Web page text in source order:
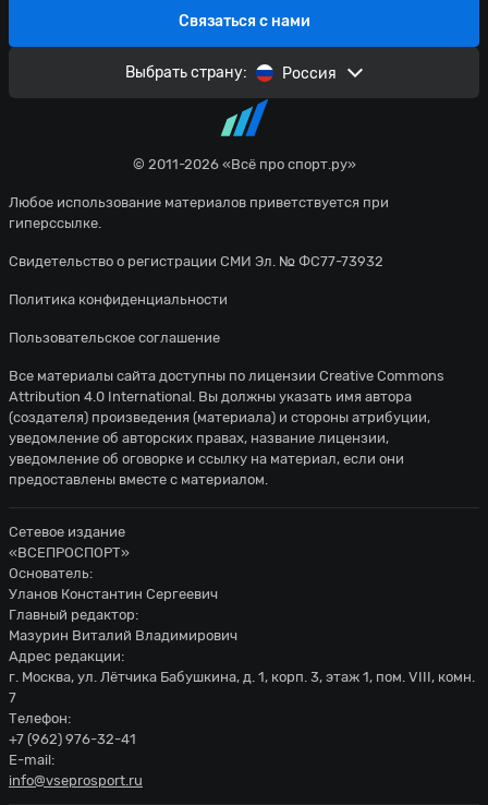
© 2011-2026 «Всё про спорт.ру»
Любое использование материалов приветствуется при
гиперссылке.
Свидетельство о регистрации СМИ Эл. № ФС77-73932
Политика конфиденциальности
Пользовательское соглашение
Связаться с нами
Выбрать страну: Россия
Все материалы сайта доступны по лицензии Creative Commons
Attribution 4.0 International. Вы должны указать имя автора
(создателя) произведения (материала) и стороны атрибуции,
уведомление об авторских правах, название лицензии,
уведомление об оговорке и ссылку на материал, если они
предоставлены вместе с материалом.
Сетевое издание
«ВСЕПРОСПОРТ»
Основатель:
Уланов Константин Сергеевич
Главный редактор:
Мазурин Виталий Владимирович
Адрес редакции:
г. Москва, ул. Лётчика Бабушкина, д. 1, корп. 3, этаж 1, пом. VIII, комн.
7
Телефон:
+7 (962) 976-32-41
E-mail:
info@vseprosport.ru